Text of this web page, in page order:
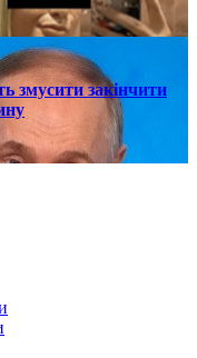
закінчити